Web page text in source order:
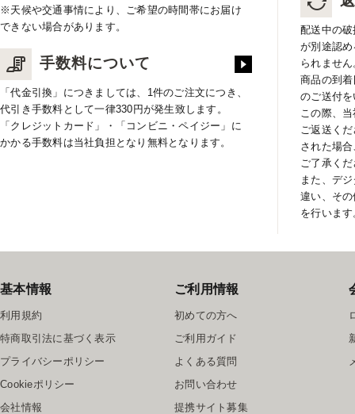
※天候や交通事情により、ご希望の時間帯にお届け
できない場合があります。
手数料について
「代金引換」につきましては、1件のご注文につき、
代引き手数料として一律330円が発生致します。
「クレジットカード」・「コンビニ・ペイジー」に
かかる手数料は当社負担となり無料となります。
配送中の
が別途認
られません
商品の到
のご送付
この際、
ご返送く
された場
ご了承く
また、デ
違い、そ
を行います
基本情報
利用規約
特商取引法に基づく表示
プライバシーポリシー
Cookieポリシー
会社情報
ご利用情報
初めての方へ
ご利用ガイド
よくある質問
お問い合わせ
提携サイト募集